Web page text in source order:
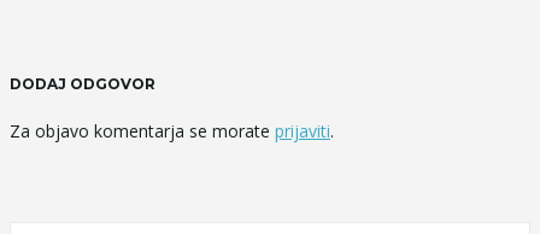
DODAJ ODGOVOR
Za objavo komentarja se morate prijaviti.